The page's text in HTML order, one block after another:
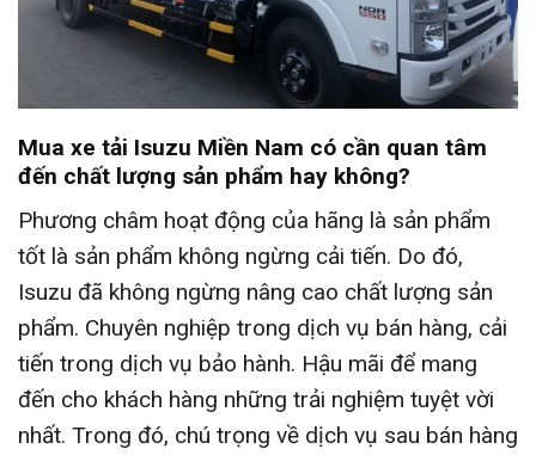
Mua xe tải Isuzu Miền Nam có cần quan tâm
đến chất lượng sản phẩm hay không?
Phương châm hoạt động của hãng là sản phẩm
tốt là sản phẩm không ngừng cải tiến. Do đó,
Isuzu đã không ngừng nâng cao chất lượng sản
phẩm. Chuyên nghiệp trong dịch vụ bán hàng, cải
tiến trong dịch vụ bảo hành. Hậu mãi để mang
đến cho khách hàng những trải nghiệm tuyệt vời
nhất. Trong đó, chú trọng về dịch vụ sau bán hàng